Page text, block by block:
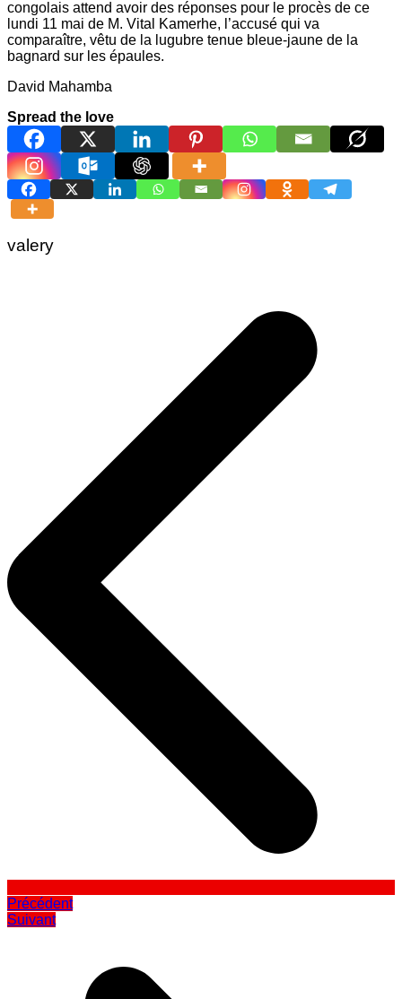
congolais attend avoir des réponses pour le procès de ce
lundi 11 mai de M. Vital Kamerhe, l’accusé qui va
comparaître, vêtu de la lugubre tenue bleue-jaune de la
bagnard sur les épaules.
David Mahamba
Spread the love
valery
Précédent
Suivant